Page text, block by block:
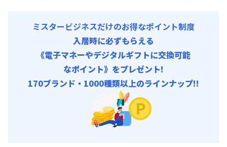
ミスタービジネスだけのお得なポイント制度
入居時に必ずもらえる
《電子マネーやデジタルギフトに交換可能
なポイント》をプレゼント!
170ブランド・1000種類以上のラインナップ!!